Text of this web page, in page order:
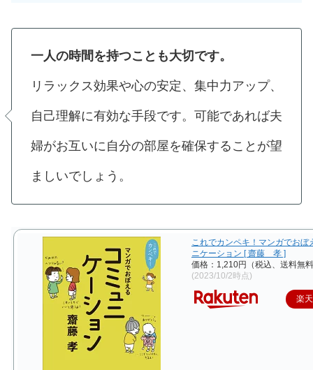
一人の時間を持つことも大切です。
リラックス効果や心の安定、集中力アップ、
自己理解に有効な手段です。可能であれば夫
婦がお互いに自分の部屋を確保することが望
ましいでしょう。
これでカンペキ！マンガでおぼ
ニケーション [ 齋藤 孝 ]
価格：1,210円（税込、送料無
(2023/10/2時点)
楽